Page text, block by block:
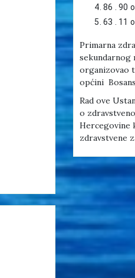
86 . 90
63 . 11
Primarna
sekundarnog
organizovao
općini
Rad ove
o
Hercegovine
zdravstvene